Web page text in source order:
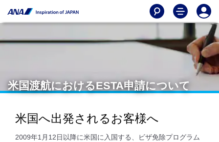
米国渡航におけるESTA申請について
米国へ出発されるお客様へ
2009年1月12日以降に米国に入国する、ビザ免除プログラム